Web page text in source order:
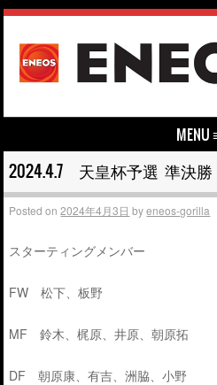
MENU
Skip to content
2024.4.7 天皇杯予選 準決勝
Posted on2024年4月3日 byeneos-gorilla
スターティングメンバー
FW 松下、板野
MF 鈴木、梶原、井原、朝原拓
DF 朝原康、有吉、洲脇、小野